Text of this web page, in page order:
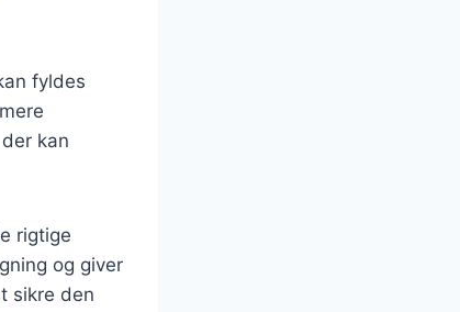
fyldes
kan
rigtige
og giver
sikre den